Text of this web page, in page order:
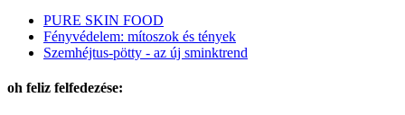
PURE SKIN FOOD
Fényvédelem: mítoszok és tények
Szemhéjtus-pötty - az új sminktrend
oh feliz felfedezése: